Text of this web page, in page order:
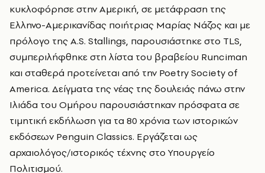
κυκλοφόρησε στην Αμερική, σε μετάφραση της
Ελληνο-Αμερικανίδας ποιήτριας Μαρίας Νάζος και με
πρόλογο της A.S. Stallings, παρουσιάστηκε στο TLS,
συμπεριλήφθηκε στη λίστα του βραβείου Runciman
και σταθερά προτείνεται από την Poetry Society of
America. Δείγματα της νέας της δουλειάς πάνω στην
Ιλιάδα του Ομήρου παρουσιάστηκαν πρόσφατα σε
τιμητική εκδήλωση για τα 80 χρόνια των ιστορικών
εκδόσεων Penguin Classics. Εργάζεται ως
αρχαιολόγος/ιστορικός τέχνης στο Υπουργείο
Πολιτισμού.